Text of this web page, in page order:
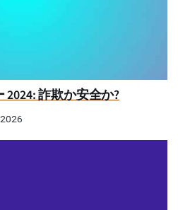
詐欺か安全か?